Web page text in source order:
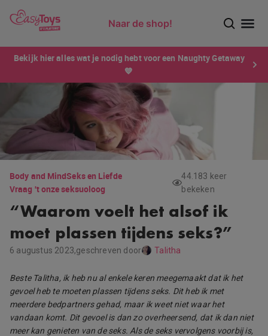
Naar de shop!
Bekijk hier alles wat je nodig hebt voor een Naughty Getaway
💙
Body and MindSeks en Liefde
Vraag 't onze seksuoloog
44.183 keer
bekeken
“Waarom voelt het alsof ik
moet plassen tijdens seks?”
6 augustus 2023,geschreven door Talitha
Beste Talitha, ik heb nu al enkele keren meegemaakt dat ik het
gevoel heb te moeten plassen tijdens seks. Dit heb ik met
meerdere bedpartners gehad, maar ik weet niet waar het
vandaan komt. Dit gevoel is dan zo overheersend, dat ik dan niet
meer kan genieten van de seks. Als de seks vervolgens voorbij is,